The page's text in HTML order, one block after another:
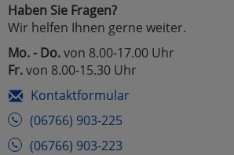
Haben Sie Fragen?
Wir helfen Ihnen gerne weiter.
Mo. - Do.von 8.00-17.00 Uhr
Fr.von 8.00-15.30 Uhr
Kontaktformular
(06766) 903-225
(06766) 903-223